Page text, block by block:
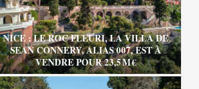
NICE : LE ROC FLEURI, LA VILLA DE
SEAN CONNERY, ALIAS 007, EST À
VENDRE POUR 23,5 M €